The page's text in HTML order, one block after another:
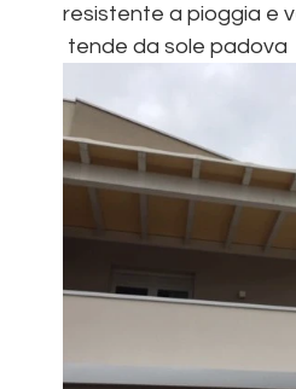
TENDE TECNICHE
resistente a pioggia e
tende da sole padova